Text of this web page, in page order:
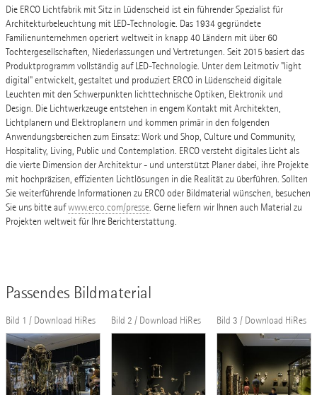
Die ERCO Lichtfabrik mit Sitz in Lüdenscheid ist ein führender Spezialist für
Architekturbeleuchtung mit LED-Technologie. Das 1934 gegründete
Familienunternehmen operiert weltweit in knapp 40 Ländern mit über 60
Tochtergesellschaften, Niederlassungen und Vertretungen. Seit 2015 basiert das
Produktprogramm vollständig auf LED-Technologie. Unter dem Leitmotiv "light
digital" entwickelt, gestaltet und produziert ERCO in Lüdenscheid digitale
Leuchten mit den Schwerpunkten lichttechnische Optiken, Elektronik und
Design. Die Lichtwerkzeuge entstehen in engem Kontakt mit Architekten,
Lichtplanern und Elektroplanern und kommen primär in den folgenden
Anwendungsbereichen zum Einsatz: Work und Shop, Culture und Community,
Hospitality, Living, Public und Contemplation. ERCO versteht digitales Licht als
die vierte Dimension der Architektur - und unterstützt Planer dabei, ihre Projekte
mit hochpräzisen, effizienten Lichtlösungen in die Realität zu überführen. Sollten
Sie weiterführende Informationen zu ERCO oder Bildmaterial wünschen, besuchen
Sie uns bitte aufwww.erco.com/presse. Gerne liefern wir Ihnen auch Material zu
Projekten weltweit für Ihre Berichterstattung.
Passendes Bildmaterial
Bild 1 / Download HiRes Bild 2 / Download HiRes Bild 3 / Download HiRes